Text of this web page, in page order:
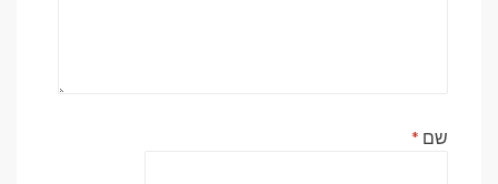
שם *